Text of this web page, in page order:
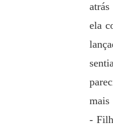
atrás
ela
mais
-